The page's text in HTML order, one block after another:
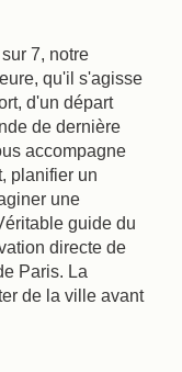
7, notre
qu'il s'agisse
d'un départ
de dernière
accompagne
planifier un
une
guide du
directe de
Paris. La
de la ville avant